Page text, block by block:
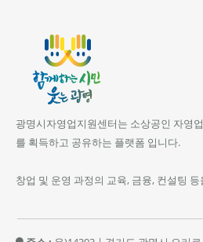
광명시자영업지원센터는 소상공인 자영
를 획득하고 공유하는 플랫폼 입니다.
창업 및 운영 과정의 교육, 금융, 컨설팅